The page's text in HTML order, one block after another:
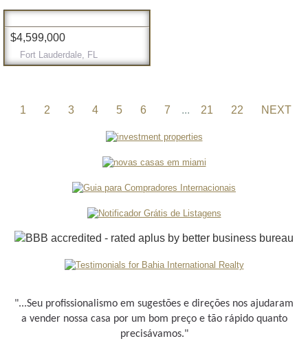
$4,599,000
Fort Lauderdale, FL
1 2 3 4 5 6 7 ... 21 22 NEXT
"...Seu profissionalismo em sugestões e direções nos ajudaram
a vender nossa casa por um bom preço e tão rápido quanto
precisávamos."